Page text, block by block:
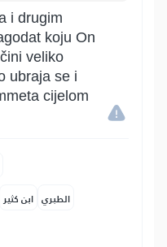
i drugim
koju On
veliko
ubraja se i
cijelom
ابن كثير الطبري